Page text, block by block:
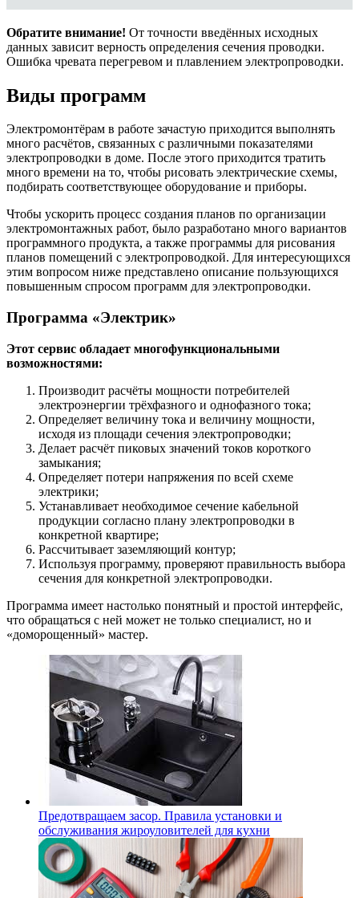
Обратите внимание! От точности введённых исходных
данных зависит верность определения сечения проводки.
Ошибка чревата перегревом и плавлением электропроводки.
Виды программ
Электромонтёрам в работе зачастую приходится выполнять
много расчётов, связанных с различными показателями
электропроводки в доме. После этого приходится тратить
много времени на то, чтобы рисовать электрические схемы,
подбирать соответствующее оборудование и приборы.
Чтобы ускорить процесс создания планов по организации
электромонтажных работ, было разработано много вариантов
программного продукта, а также программы для рисования
планов помещений с электропроводкой. Для интересующихся
этим вопросом ниже представлено описание пользующихся
повышенным спросом программ для электропроводки.
Программа «Электрик»
Этот сервис обладает многофункциональными
возможностями:
Производит расчёты мощности потребителей
электроэнергии трёхфазного и однофазного тока;
Определяет величину тока и величину мощности,
исходя из площади сечения электропроводки;
Делает расчёт пиковых значений токов короткого
замыкания;
Определяет потери напряжения по всей схеме
электрики;
Устанавливает необходимое сечение кабельной
продукции согласно плану электропроводки в
конкретной квартире;
Рассчитывает заземляющий контур;
Используя программу, проверяют правильность выбора
сечения для конкретной электропроводки.
Программа имеет настолько понятный и простой интерфейс,
что обращаться с ней может не только специалист, но и
«доморощенный» мастер.
Предотвращаем засор. Правила установки и
обслуживания жироуловителей для кухни